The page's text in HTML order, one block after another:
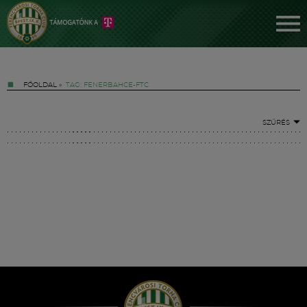
FŐOLDAL » TAG: FENERBAHCE-FTC
SZŰRÉS
Hírek